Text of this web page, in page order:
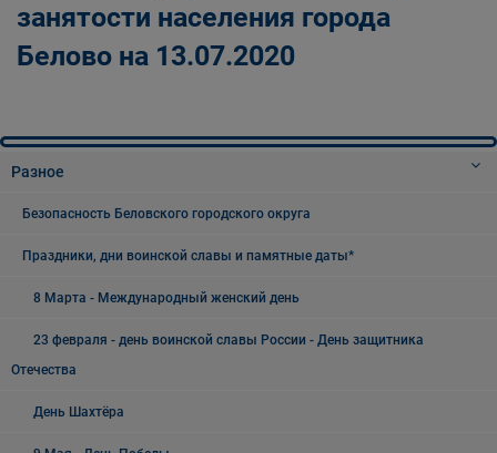
занятости населения города
Белово на 13.07.2020
Разное
Безопасность Беловского городского округа
Праздники, дни воинской славы и памятные даты*
8 Марта - Международный женский день
23 февраля - день воинской славы России - День защитника
Отечества
День Шахтёра